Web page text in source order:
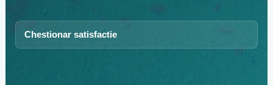
Chestionar satisfactie